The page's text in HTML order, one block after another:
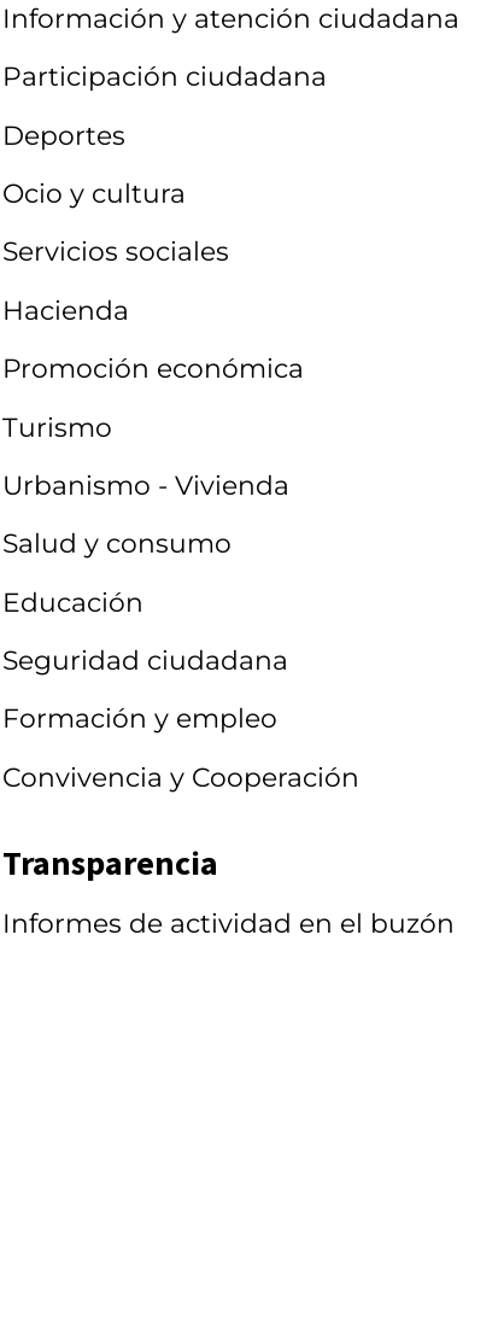
Información y atención ciudadana
Participación ciudadana
Deportes
Ocio y cultura
Servicios sociales
Hacienda
Promoción económica
Turismo
Urbanismo - Vivienda
Salud y consumo
Educación
Seguridad ciudadana
Formación y empleo
Convivencia y Cooperación
Transparencia
Informes de actividad en el buzón